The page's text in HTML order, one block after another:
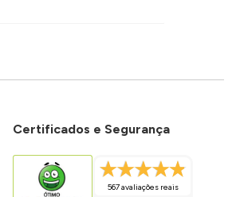
Certificados e Segurança
567 avaliações reais